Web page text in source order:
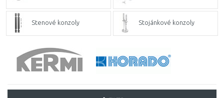
Stenové konzoly Stojánkové konzoly